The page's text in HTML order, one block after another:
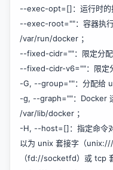
--exec-opt=[]：运行时
--exec-root=""：容器执
/var/run/docker ；
--fixed-cidr=""：限定分
--fixed-cidr-v6=""：限定
-G, --group=""：分配给
-g, --graph=""：Docker
/var/lib/docker ；
-H, --host=[]：指定命令
以为 unix 套接字（
（fd://socketfd）或 tcp